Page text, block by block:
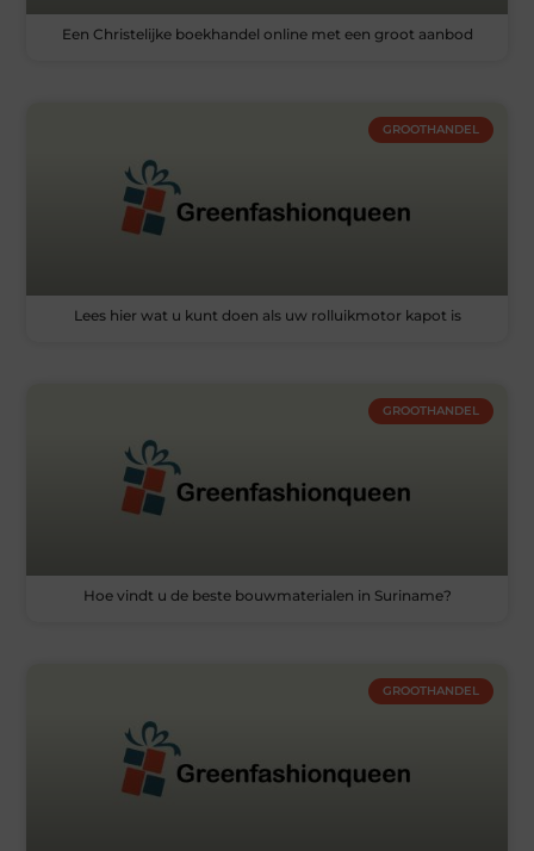
Een Christelijke boekhandel online met een groot aanbod
GROOTHANDEL
Lees hier wat u kunt doen als uw rolluikmotor kapot is
GROOTHANDEL
Hoe vindt u de beste bouwmaterialen in Suriname?
GROOTHANDEL